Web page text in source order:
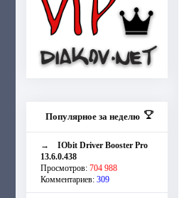
Популярное за неделю
→ IObit Driver Booster Pro
13.6.0.438
Просмотров: 704 988
Комментариев: 309